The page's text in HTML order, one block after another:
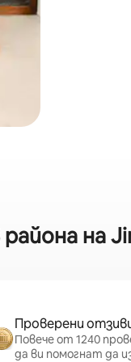
на
Проверени
Повече от 1240
да ви помогнат да